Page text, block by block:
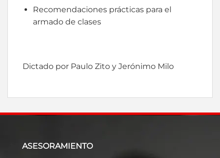
Recomendaciones prácticas para el
armado de clases
Dictado por Paulo Zito y Jerónimo Milo
ASESORAMIENTO